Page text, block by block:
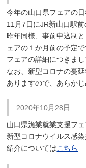
今年の山口県フェアの日
11月7日にJR新山口駅
昨年同様、事前申込制
ェアの１か月前の予定で
フェアの詳細につきま
なお、新型コロナの蔓
ありますので、あらか
2020年10月28日
山口県漁業就業支援フ
新型コロナウイルス感
紹介についてはこちら